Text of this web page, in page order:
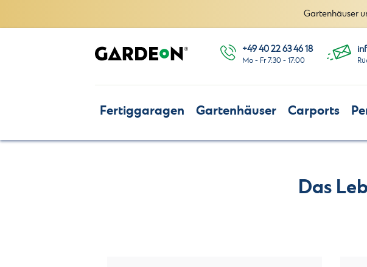
Gartenhäuser
+49 40 22 63 46 18
Mo - Fr 7:30 - 17:00
Fertiggaragen Gartenhäuser Carports
Das